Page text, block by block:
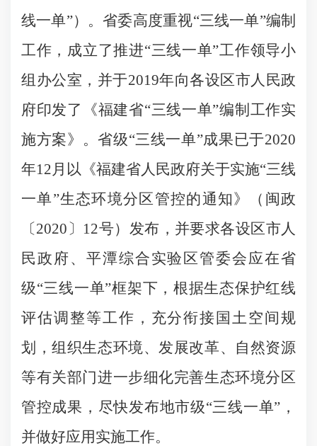
线一单”）。省委高度重视“三线一单”编制
工作，成立了推进“三线一单”工作领导小
组办公室，并于2019年向各设区市人民政
府印发了《福建省“三线一单”编制工作实
施方案》。省级“三线一单”成果已于2020
年12月以《福建省人民政府关于实施“三线
一单”生态环境分区管控的通知》（闽政
〔2020〕12号）发布，并要求各设区市人
民政府、平潭综合实验区管委会应在省
级“三线一单”框架下，根据生态保护红线
评估调整等工作，充分衔接国土空间规
划，组织生态环境、发展改革、自然资源
等有关部门进一步细化完善生态环境分区
管控成果，尽快发布地市级“三线一单”，
并做好应用实施工作。